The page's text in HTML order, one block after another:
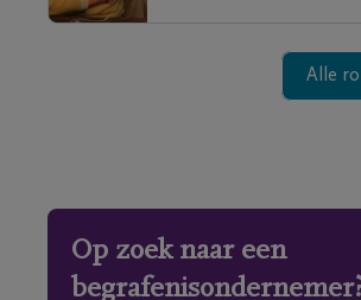
Alle
Op zoek naar een